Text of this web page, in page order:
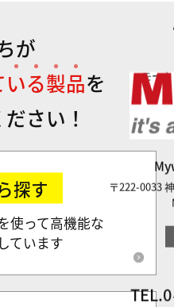
モー
〒222-0033
TEL.
が
いる製品を
さい！
探す
使って高機能な
ています